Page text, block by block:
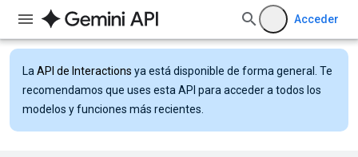
Acceder
La API de Interactions ya está disponible de forma general. Te
recomendamos que uses esta API para acceder a todos los
modelos y funciones más recientes.